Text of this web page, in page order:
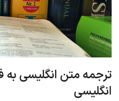
ترجمه متن انگلیسی به
انگلیسی